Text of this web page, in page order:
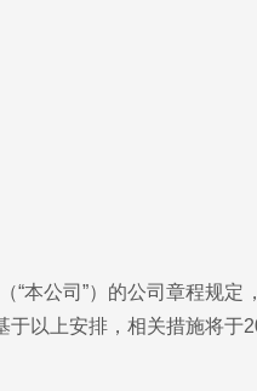
“本公司”）的公司章程规
以上安排，相关措施将于